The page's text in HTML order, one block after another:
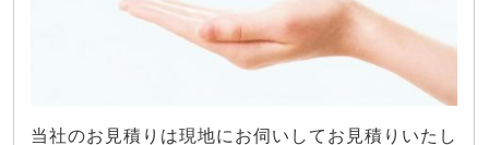
当社のお見積りは現地にお伺いしてお見積りいたし